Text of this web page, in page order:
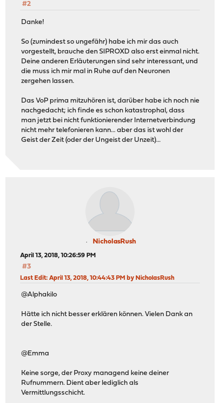
#2
Danke!
So (zumindest so ungefähr) habe ich mir das auch
vorgestellt, brauche den SIPROXD also erst einmal nicht.
Deine anderen Erläuterungen sind sehr interessant, und
die muss ich mir mal in Ruhe auf den Neuronen
zergehen lassen.
Das VoP prima mitzuhören ist, darüber habe ich noch nie
nachgedacht; ich finde es schon katastrophal, dass
man jetzt bei nicht funktionierender Internetverbindung
nicht mehr telefonieren kann... aber das ist wohl der
Geist der Zeit (oder der Ungeist der Unzeit)...
NicholasRush
April 13, 2018, 10:26:59 PM
#3
Last Edit: April 13, 2018, 10:44:43 PM by NicholasRush
@Alphakilo
Hätte ich nicht besser erklären können. Vielen Dank an
der Stelle.
@Emma
Keine sorge, der Proxy managend keine deiner
Rufnummern. Dient aber lediglich als
Vermittlungsschicht.